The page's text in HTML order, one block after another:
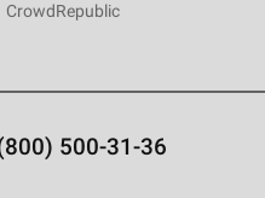
CrowdRepublic
500-31-36